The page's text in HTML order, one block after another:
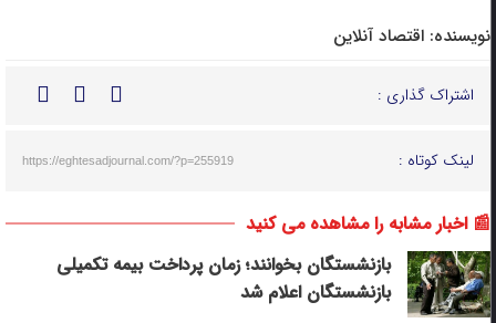
نویسنده: اقتصاد آنلاین
اشتراک گذاری :
لینک کوتاه : https://eghtesadjournal.com/?p=255919
📰 اخبار مشابه را مشاهده می کنید
بازنشستگان بخوانند؛ زمان پرداخت بیمه تکمیلی
بازنشستگان اعلام شد